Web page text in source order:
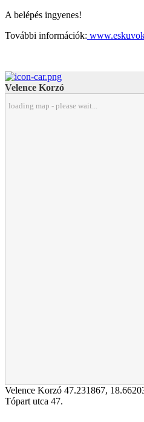
A belépés ingyenes!
További információk:
Velence Korzó
loading map - please wait...
Velence Korzó 47.231867,
Tópart utca 47.